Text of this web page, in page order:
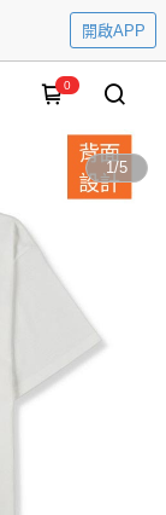
開啟APP
0
1/5